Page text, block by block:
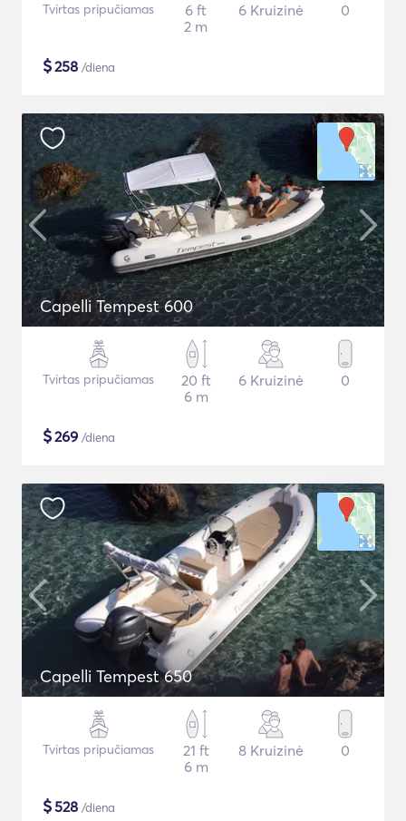
Tvirtas pripučiamas
6 ft
2 m
6 Kruizinė 0
$258 /diena
Capelli Tempest 600
Tvirtas pripučiamas
20 ft
6 m
6 Kruizinė 0
$269 /diena
Capelli Tempest 650
Tvirtas pripučiamas
21 ft
6 m
8 Kruizinė 0
$528 /diena